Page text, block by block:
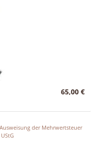
65,00 €
Ausweisung der Mehrwertsteuer